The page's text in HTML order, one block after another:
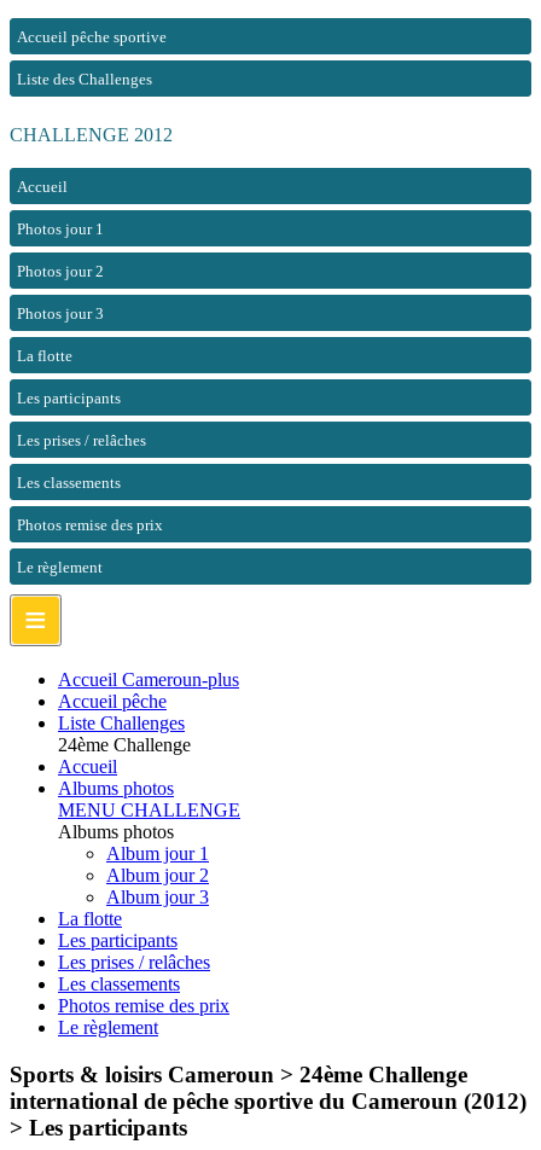
Accueil pêche sportive
Liste des Challenges
CHALLENGE 2012
Accueil
Photos jour 1
Photos jour 2
Photos jour 3
La flotte
Les participants
Les prises / relâches
Les classements
Photos remise des prix
Le règlement
≡
Accueil Cameroun-plus
Accueil pêche
Liste Challenges
24ème Challenge
Accueil
Albums photos
MENU CHALLENGE
Albums photos
Album jour 1
Album jour 2
Album jour 3
La flotte
Les participants
Les prises / relâches
Les classements
Photos remise des prix
Le règlement
Sports & loisirs Cameroun > 24ème Challenge
international de pêche sportive du Cameroun (2012)
> Les participants